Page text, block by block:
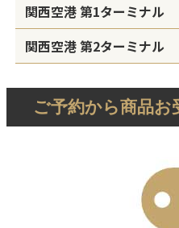
関西空港 第1ターミナル
関西空港 第2ターミナル
ご予約から商品